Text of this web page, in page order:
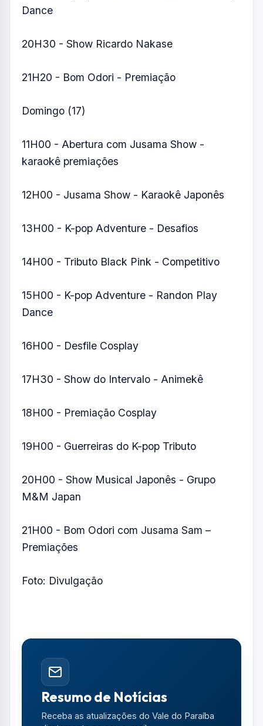
Dance
20H30 - Show Ricardo Nakase
21H20 - Bom Odori - Premiação
Domingo (17)
11H00 - Abertura com Jusama Show -
karaokê premiações
12H00 - Jusama Show - Karaokê Japonês
13H00 - K-pop Adventure - Desafios
14H00 - Tributo Black Pink - Competitivo
15H00 - K-pop Adventure - Randon Play
Dance
16H00 - Desfile Cosplay
17H30 - Show do Intervalo - Animekê
18H00 - Premiação Cosplay
19H00 - Guerreiras do K-pop Tributo
20H00 - Show Musical Japonês - Grupo
M&M Japan
21H00 - Bom Odori com Jusama Sam –
Premiações
Foto: Divulgação
Resumo de Notícias
Receba as atualizações do Vale do Paraíba